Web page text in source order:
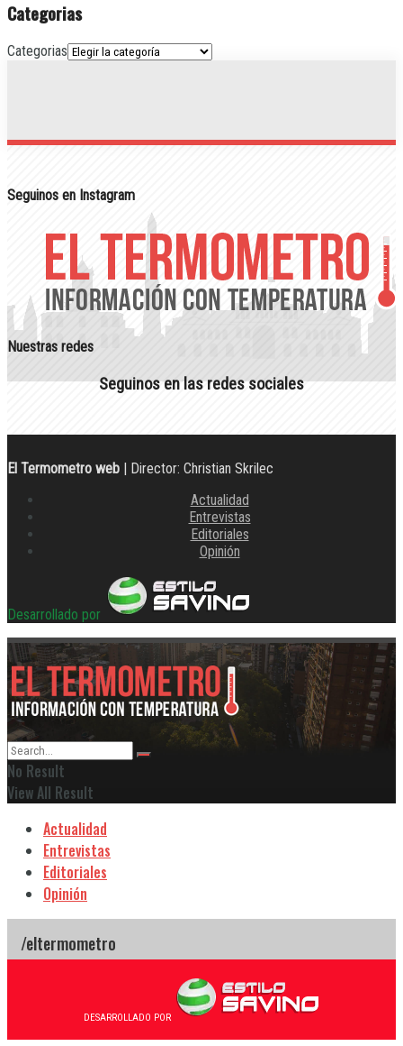
Categorias
Categorias
Seguinos en Instagram
Nuestras redes
Seguinos en las redes sociales
El Termometro web | Director: Christian Skrilec
Actualidad
Entrevistas
Editoriales
Opinión
Desarrollado por
No Result
View All Result
Actualidad
Entrevistas
Editoriales
Opinión
DESARROLLADO POR